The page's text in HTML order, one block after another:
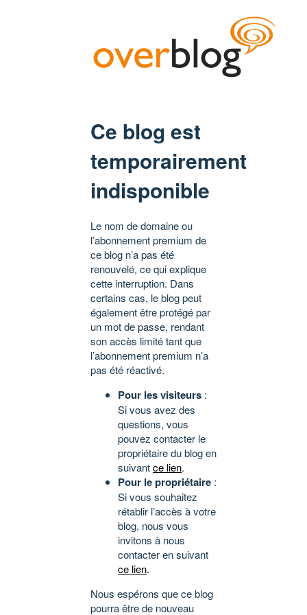
Ce blog est
temporairement
indisponible
Le nom de domaine ou
l’abonnement premium de
ce blog n’a pas été
renouvelé, ce qui explique
cette interruption. Dans
certains cas, le blog peut
également être protégé par
un mot de passe, rendant
son accès limité tant que
l’abonnement premium n’a
pas été réactivé.
Pour les visiteurs :
Si vous avez des
questions, vous
pouvez contacter le
propriétaire du blog en
suivantce lien.
Pour le propriétaire :
Si vous souhaitez
rétablir l’accès à votre
blog, nous vous
invitons à nous
contacter en suivant
ce lien.
Nous espérons que ce blog
pourra être de nouveau